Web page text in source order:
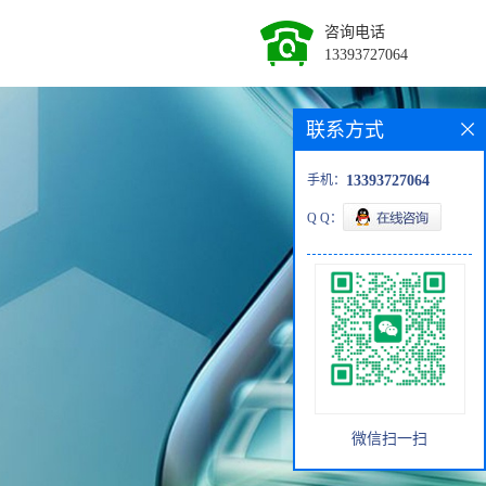
咨询电话
13393727064
联系方式
手机： 13393727064
Q Q：
微信扫一扫